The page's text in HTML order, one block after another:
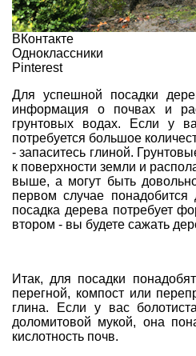
ВКонтакте
Одноклассники
Pinterest
Для успешной посадки
информация о почвах и
грунтовых водах. Если у
потребуется большое
- запаситесь глиной.
к поверхности земли и
выше, а могут быть
первом случае понадобится
посадка дерева потребует
втором - вы будете сажать
Итак, для посадки
перегной, компост или
глина. Если у вас
доломитовой мукой, она
кислотность почв.